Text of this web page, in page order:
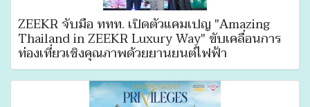
ZEEKR จับมือ ททท. เปิดตัวแคมเปญ "Amazing
Thailand in ZEEKR Luxury Way" ขับเคลื่อนการ
ท่องเที่ยวเชิงคุณภาพด้วยยานยนต์ไฟฟ้า